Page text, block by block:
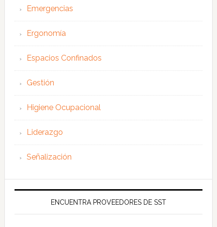
Emergencias
Ergonomía
Espacios Confinados
Gestión
Higiene Ocupacional
Liderazgo
Señalización
ENCUENTRA PROVEEDORES DE SST